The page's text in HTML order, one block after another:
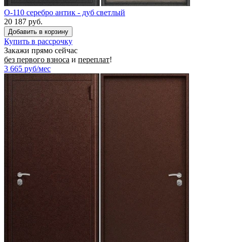
O-110 серебро антик - дуб светлый
20 187 руб.
Купить в рассрочку
Закажи прямо сейчас
без первого взноса и переплат!
3 665 руб/мес